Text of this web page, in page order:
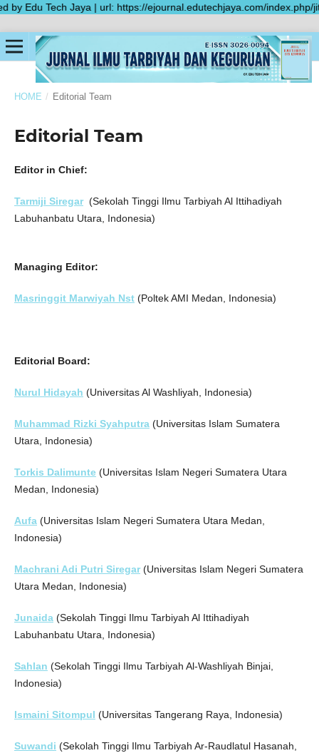
Tech Jaya | url: https://ejournal.edutechjaya.com/index.php/
HOME / Editorial Team
Editorial Team
Editor in Chief:
Tarmiji Siregar(Sekolah Tinggi Ilmu Tarbiyah Al Ittihadiyah
Labuhanbatu Utara, Indonesia)
Managing Editor:
Masringgit Marwiyah Nst (Poltek AMI Medan, Indonesia)
Editorial Board:
Nurul Hidayah (Universitas Al Washliyah, Indonesia)
Muhammad Rizki Syahputra(Universitas Islam Sumatera
Utara, Indonesia)
Torkis Dalimunte(Universitas Islam Negeri Sumatera Utara
Medan, Indonesia)
Aufa(Universitas Islam Negeri Sumatera Utara Medan,
Indonesia)
Machrani Adi Putri Siregar(Universitas Islam Negeri Sumatera
Utara Medan, Indonesia)
Junaida(Sekolah Tinggi Ilmu Tarbiyah Al Ittihadiyah
Labuhanbatu Utara, Indonesia)
Sahlan (Sekolah Tinggi Ilmu Tarbiyah Al-Washliyah Binjai,
Indonesia)
Ismaini Sitompul (Universitas Tangerang Raya, Indonesia)
Suwandi (Sekolah Tinggi Ilmu Tarbiyah Ar-Raudlatul Hasanah,